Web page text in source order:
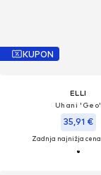
KUPON
ELLI
Uhani 'Geo'
35,91 €
Zadnja najnižja cena